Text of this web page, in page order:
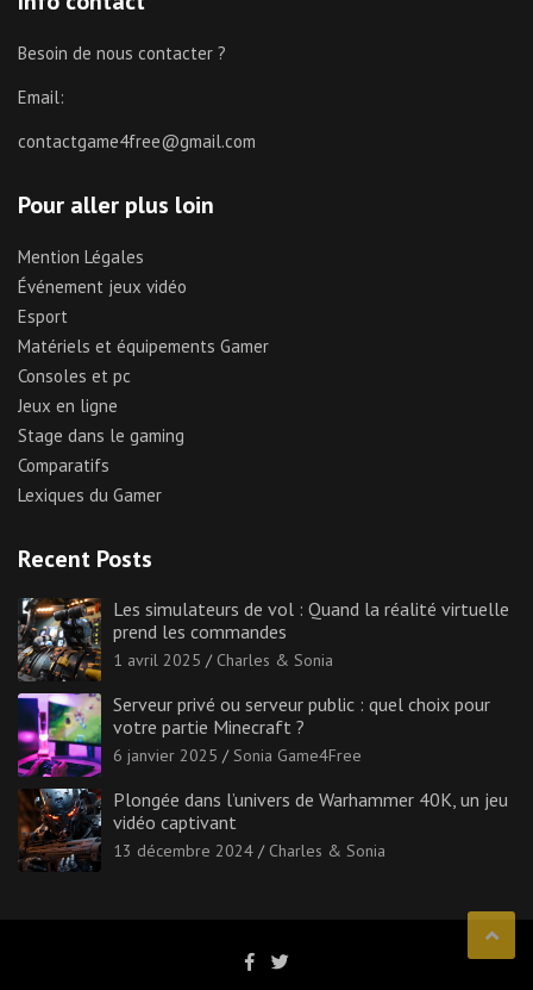
Besoin de nous contacter ?
Email:
contactgame4free@gmail.com
Pour aller plus loin
Mention Légales
Événement jeux vidéo
Esport
Matériels et équipements Gamer
Consoles et pc
Jeux en ligne
Stage dans le gaming
Comparatifs
Lexiques du Gamer
Recent Posts
Les simulateurs de vol : Quand la réalité virtuelle
prend les commandes
1 avril 2025 Charles & Sonia
Serveur privé ou serveur public : quel choix pour
votre partie Minecraft ?
6 janvier 2025 Sonia Game4Free
Plongée dans l’univers de Warhammer 40K, un jeu
vidéo captivant
13 décembre 2024 Charles & Sonia